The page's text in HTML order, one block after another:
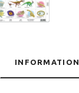
INFORMATION